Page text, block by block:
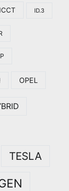
ICCT ID.3
OPEL
TESLA